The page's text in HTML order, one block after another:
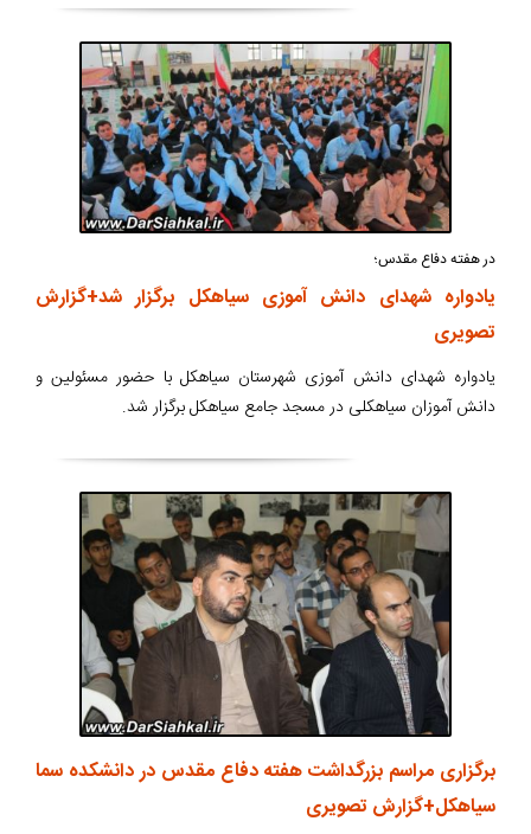
در هفته دفاع مقدس؛
یادواره شهدای دانش آموزی سیاهکل برگزار شد+گزارش
تصویری
یادواره شهدای دانش آموزی شهرستان سیاهکل با حضور مسئولین و
دانش آموزان سیاهکلی در مسجد جامع سیاهکل برگزار شد.
برگزاری مراسم بزرگداشت هفته دفاع مقدس در دانشکده سما
سیاهکل+گزارش تصویری